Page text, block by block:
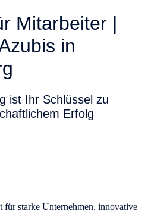
Mitarbeiter |
in
ist Ihr Schlüssel zu
Erfolg
starke Unternehmen, innovative